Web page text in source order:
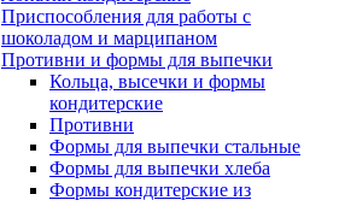
Приспособления для работы с
шоколадом и марципаном
Противни и формы для выпечки
Кольца, высечки и формы
кондитерские
Противни
Формы для выпечки стальные
Формы для выпечки хлеба
Формы кондитерские из